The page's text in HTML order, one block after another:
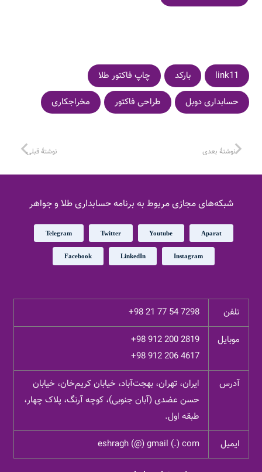
link11 بارکد
چاپ فاکتور طلا
حسابداری دوبل
طراحی فاکتور مخراجکاری
نوشتهٔ قبلی نوشتهٔ بعدی
شبکه‌های مجازی مربوط به برنامه حسابداری طلا و جواهر
Aparat
Youtube
Twitter
Telegram
Instagram
LinkedIn
Facebook
تلفن +98 21 77 54 7298
موبایل
+98 912 200 2819
+98 912 206 4617
آدرس
ایران، تهران، بهجت‌آباد، خیابان کریم‌خان، خیابان
حسن عضدی (آبان جنوبی)، کوچه آرنگ، پلاک چهار،
طبقه اول.
ایمیل eshragh (@) gmail (.) com